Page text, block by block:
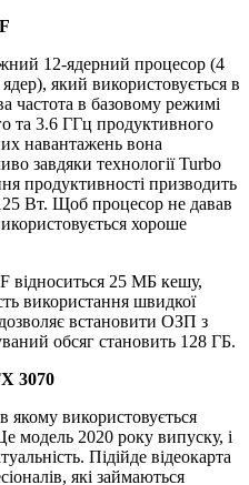
12-ядерний процесор (4
який використовується в
частота в базовому режимі
та 3.6 ГГц продуктивного
навантажень вона
завдяки технології Turbo
продуктивності призводить
Вт. Щоб процесор не давав
хороше
відноситься 25 МБ кешу,
використання швидкої
встановити ОЗП з
обсяг становить 128 ГБ.
3070
використовується
модель 2020 року випуску, і
Підійде відеокарта
які займаються